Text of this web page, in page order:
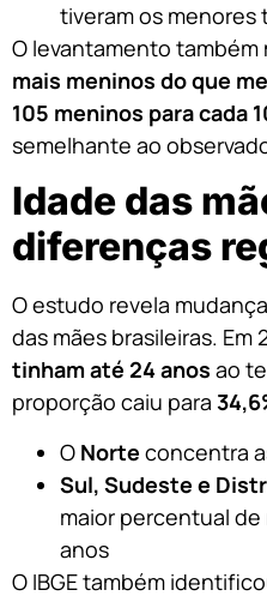
tiveram os menores
O levantamento também
mais meninos do que
105 meninos para cada
semelhante ao
Idade das
diferenças
O estudo revela
das mães brasileiras. Em
tinham até 24 anos ao
proporção caiu para
O Norte concentra
Sul, Sudeste e
maior percentual de
anos
O IBGE também